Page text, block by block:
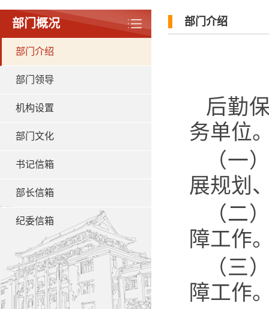
部门概况
部门介绍
部门领导
机构设置
部门文化
书记信箱
部长信箱
纪委信箱
部门介绍
后勤
务单位
（一
展规划
（二
障工作
（三
障工作